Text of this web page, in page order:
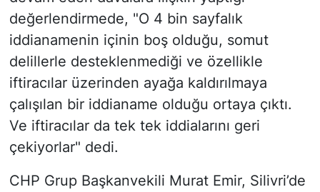
değerlendirmede, "O 4 bin sayfalık
iddianamenin içinin boş olduğu, somut
delillerle desteklenmediği ve özellikle
iftiracılar üzerinden ayağa kaldırılmaya
çalışılan bir iddianame olduğu ortaya çıktı.
Ve iftiracılar da tek tek iddialarını geri
çekiyorlar" dedi.
CHP Grup Başkanvekili Murat Emir, Silivri’de